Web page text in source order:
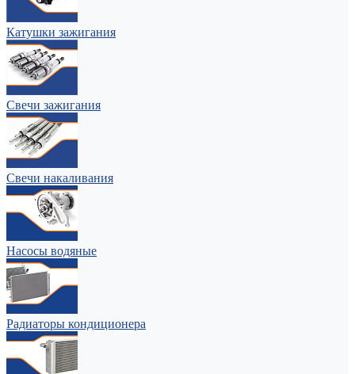
Катушки зажигания
Свечи зажигания
Свечи накаливания
Насосы водяные
Радиаторы кондиционера